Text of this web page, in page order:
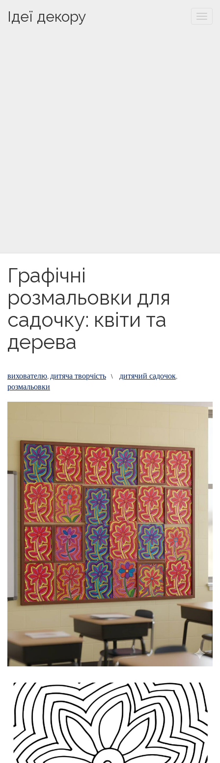
Ідеї декору
Графічні
розмальовки для
садочку: квіти та
дерева
вихователю, дитяча творчість \ дитячий садочок,
розмальовки